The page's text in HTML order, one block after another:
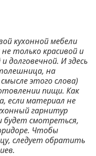
кухонной мебели
только красивой и
долговечной. И здесь
на
этого слова)
пищи. Как
если материал не
гарнитур
будет смотреться,
Чтобы
следует обратить